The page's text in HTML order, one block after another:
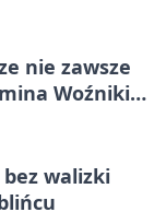
nie zawsze
Woźniki
walizki